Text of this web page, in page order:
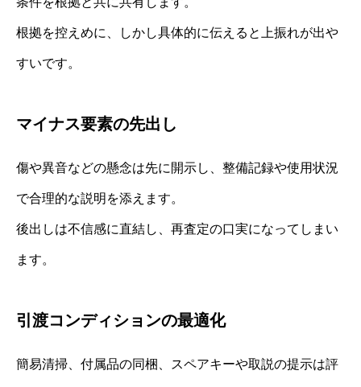
根拠を控えめに、しかし具体的に伝えると上振れが出や
すいです。
マイナス要素の先出し
傷や異音などの懸念は先に開示し、整備記録や使用状況
で合理的な説明を添えます。
後出しは不信感に直結し、再査定の口実になってしまい
ます。
引渡コンディションの最適化
簡易清掃、付属品の同梱、スペアキーや取説の提示は評